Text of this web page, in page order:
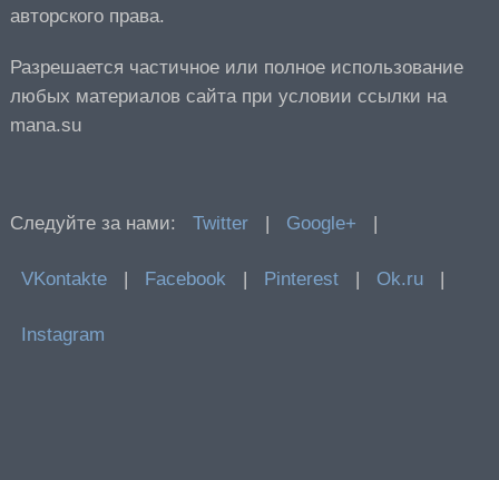
авторского права.
Разрешается частичное или полное использование
любых материалов сайта при условии ссылки на
mana.su
Следуйте за нами: Twitter Google+
VKontakte Facebook Pinterest Ok.ru
Instagram